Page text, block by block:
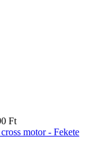
Ft
motor - Fekete